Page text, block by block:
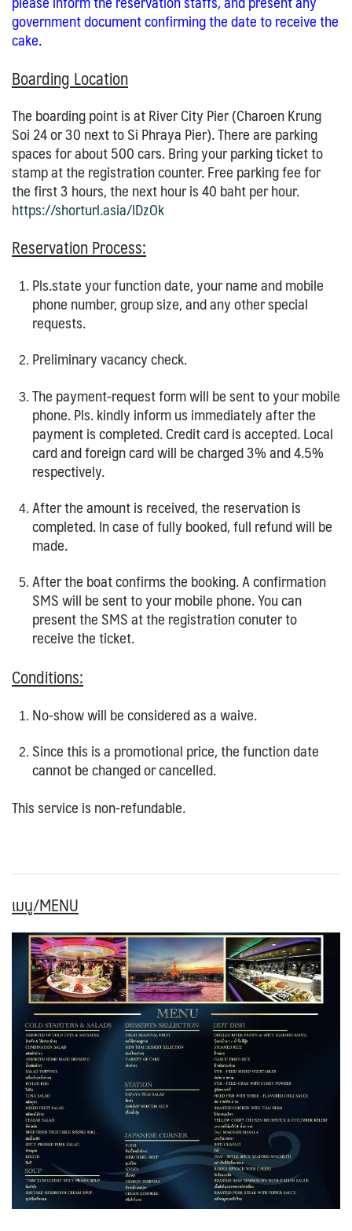
government document confirming the date to receive the
cake.
Boarding Location
The boarding point is at River City Pier (Charoen Krung
Soi 24 or 30 next to Si Phraya Pier). There are parking
spaces for about 500 cars. Bring your parking ticket to
stamp at the registration counter. Free parking fee for
the first 3 hours, the next hour is 40 baht per hour.
https://shorturl.asia/IDzOk
Reservation Process:
Pls.state your function date, your name and mobile
phone number, group size, and any other special
requests.
Preliminary vacancy check.
The payment-request form will be sent to your mobile
phone. Pls. kindly inform us immediately after the
payment is completed. Credit card is accepted. Local
card and foreign card will be charged 3% and 4.5%
respectively.
After the amount is received, the reservation is
completed. In case of fully booked, full refund will be
made.
After the boat confirms the booking. A confirmation
SMS will be sent to your mobile phone. You can
present the SMS at the registration conuter to
receive the ticket.
Conditions:
No-show will be considered as a waive.
Since this is a promotional price, the function date
cannot be changed or cancelled.
This service is non-refundable.
เมนู/MENU